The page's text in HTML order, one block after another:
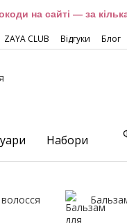
на сайті — за
ZAYA CLUB Відгуки Блог
Набори